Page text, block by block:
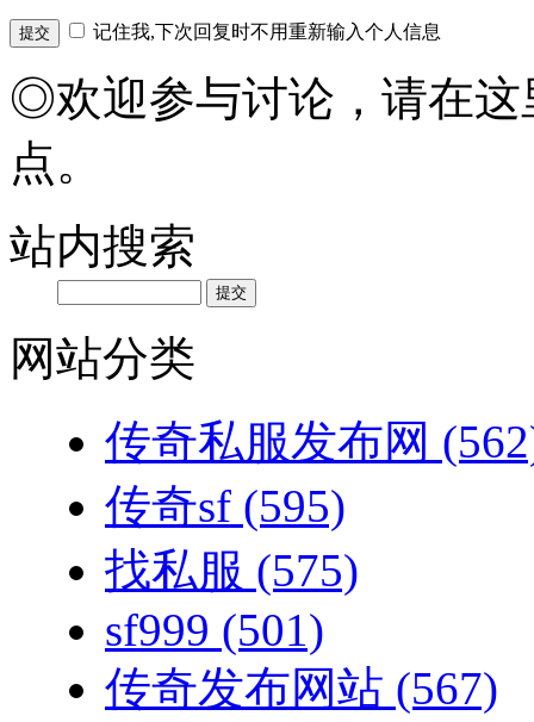
记住我,下次回复时不用重新输入个人信息
◎欢迎参与讨论，请在这
点。
站内搜索
网站分类
传奇私服发布网
传奇sf (595)
找私服 (575)
sf999 (501)
传奇发布网站 (567)